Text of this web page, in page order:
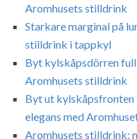
Aromhusets stilldrink
Starkare marginal på
stilldrink i tappkyl
Byt kylskåpsdörren
Aromhusets stilldrink
Byt ut
elegans med
Aromhusets stilldrink: